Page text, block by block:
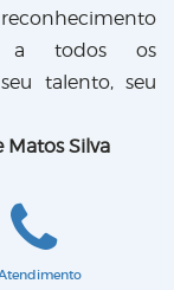
a todos os
talento, seu
Matos Silva